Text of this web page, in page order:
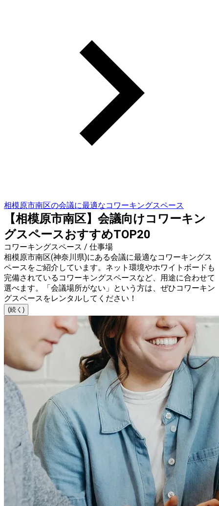
相模原市南区の会議に最適なコワーキングスペース
【相模原市南区】会議向けコワーキン
グスペースおすすめTOP20
コワーキングスペース / 仕事場
相模原市南区(神奈川県)にある会議に最適なコワーキングス
ペースをご紹介しています。ネット環境やホワイトボードも
完備されているコワーキングスペースなど、用途に合わせて
選べます。「会議場所がない」という方は、ぜひコワーキン
グスペースをレンタルしてください！
(続く)